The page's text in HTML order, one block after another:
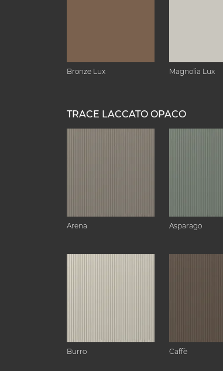
Bronze Lux Magnolia Lux
TRACE LACCATO OPACO
Arena Asparago
Burro Caffè